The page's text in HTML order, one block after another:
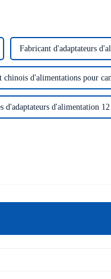
Fabricant d'adaptateurs
chinois d'alimentations pour
d'adaptateurs d'alimentation